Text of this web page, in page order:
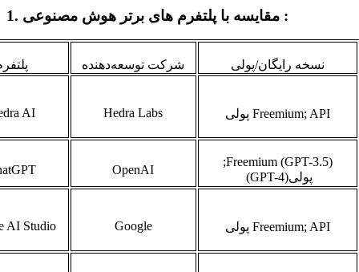
1. مقایسه با پلتفرم های برتر هوش مصنوعی :
شرکت توسعه‌دهنده نسخه رایگان/پولی
AI Hedra Labs Freemium; API پولی
OpenAI
Freemium (GPT-3.5);
پولی(GPT-4)
AI Studio Google Freemium; API پولی